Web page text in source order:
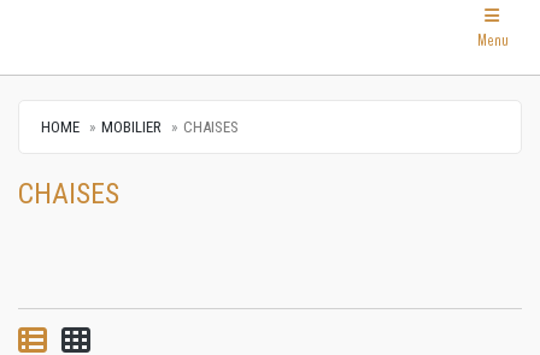
Toggle
Menu
HOME MOBILIER CHAISES
CHAISES
List viewGrid view